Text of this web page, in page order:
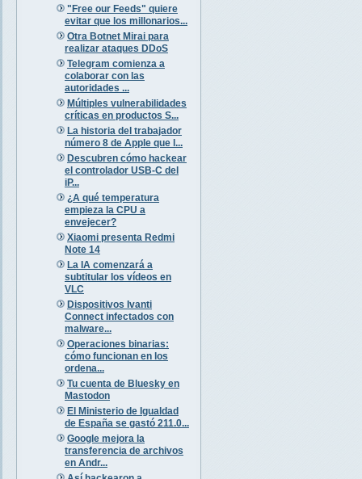
"Free our Feeds" quiere
evitar que los millonarios...
Otra Botnet Mirai para
realizar ataques DDoS
Telegram comienza a
colaborar con las
autoridades ...
Múltiples vulnerabilidades
críticas en productos S...
La historia del trabajador
número 8 de Apple que l...
Descubren cómo hackear
el controlador USB-C del
iP...
¿A qué temperatura
empieza la CPU a
envejecer?
Xiaomi presenta Redmi
Note 14
La IA comenzará a
subtitular los vídeos en
VLC
Dispositivos Ivanti
Connect infectados con
malware...
Operaciones binarias:
cómo funcionan en los
ordena...
Tu cuenta de Bluesky en
Mastodon
El Ministerio de Igualdad
de España se gastó 211.0...
Google mejora la
transferencia de archivos
en Andr...